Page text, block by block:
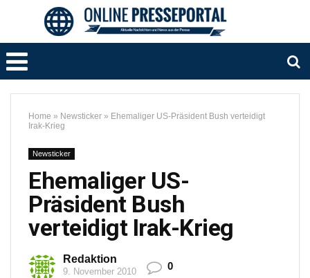
Home » Newsticker » Ehemaliger US-Präsident Bush verteidigt
Irak-Krieg
Newsticker
Ehemaliger US-
Präsident Bush
verteidigt Irak-Krieg
Redaktion
9. November 2010 0